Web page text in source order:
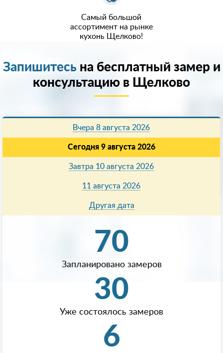
Самый большой
ассортимент на рынке
кухонь Щелково!
Запишитесьна бесплатный замер и
консультацию в Щелково
Вчера 8 августа 2026
Сегодня 9 августа 2026
Завтра 10 августа 2026
11 августа 2026
Другая дата
70
Запланировано замеров
30
Уже состоялось замеров
6